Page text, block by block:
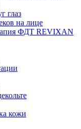
глаз
на лице
ФДТ REVIXAN
кожи